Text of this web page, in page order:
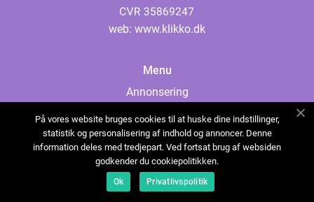
web: www.klikko.dk
Menu
Annonsering
Cookies
Kontakta oss
Sitemap
På vores website bruges cookies til at huske dine indstillinger,
statistik og personalisering af indhold og annoncer. Denne
information deles med tredjepart. Ved fortsat brug af websiden
godkender du cookiepolitikken.
Ok Privatlivspolitik